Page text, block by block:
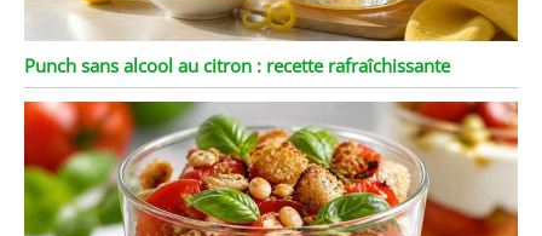
Punch sans alcool au citron : recette rafraîchissante